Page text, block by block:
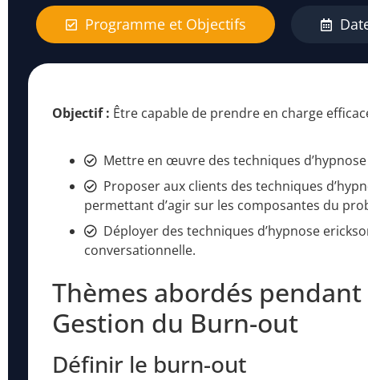
Programme et Objectifs
Objectif : Être capable de prendre en charge
Mettre en œuvre des techniques
Proposer aux clients des techniques
permettant d’agir sur les composantes du
Déployer des techniques d’hypnose
conversationnelle.
Thèmes abordés
Gestion du Burn-out
Définir le burn-out